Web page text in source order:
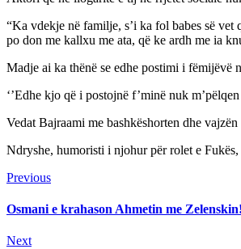
“Ka vdekje në familje, s’i ka fol babes së vet
po don me kallxu me ata, që ke ardh me ia
Madje ai ka thënë se edhe postimi i fëmijëvë
‘’Edhe kjo që i postojnë f’minë nuk
Vedat Bajraami me bashkëshorten dhe vajzën
Ndryshe, humoristi i njohur për rolet e
Continue
Reading
PreviousPrevious
Osmani e krahason Ahmetin me Zelenskin!
NextNext